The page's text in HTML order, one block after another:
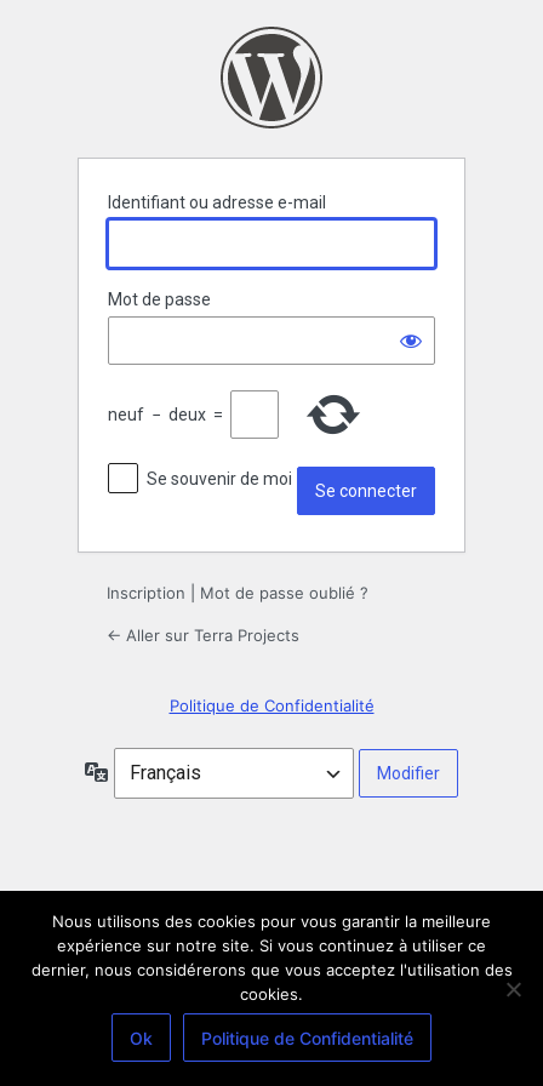
Identifiant ou adresse e-mail
Mot de passe
neuf − deux =
Se souvenir de moi
Inscription Mot de passe oublié ?
← Aller sur Terra Projects
Politique de Confidentialité
Langue
Nous utilisons des cookies pour vous garantir la meilleure
expérience sur notre site. Si vous continuez à utiliser ce
dernier, nous considérerons que vous acceptez l'utilisation des
cookies.
Ok Politique de Confidentialité